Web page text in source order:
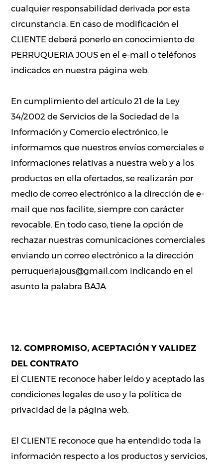
cualquier responsabilidad derivada por esta
circunstancia. En caso de modificación el
CLIENTE deberá ponerlo en conocimiento de
PERRUQUERIA JOUS en el e-mail o teléfonos
indicados en nuestra página web.
En cumplimiento del artículo 21 de la Ley
34/2002 de Servicios de la Sociedad de la
Información y Comercio electrónico, le
informamos que nuestros envíos comerciales e
informaciones relativas a nuestra web y a los
productos en ella ofertados, se realizarán por
medio de correo electrónico a la dirección de e-
mail que nos facilite, siempre con carácter
revocable. En todo caso, tiene la opción de
rechazar nuestras comunicaciones comerciales
enviando un correo electrónico a la dirección
perruqueriajous@gmail.com indicando en el
asunto la palabra BAJA.
12. COMPROMISO, ACEPTACIÓN Y VALIDEZ
DEL CONTRATO
El CLIENTE reconoce haber leído y aceptado las
condiciones legales de uso y la política de
privacidad de la página web.
El CLIENTE reconoce que ha entendido toda la
información respecto a los productos y servicios,